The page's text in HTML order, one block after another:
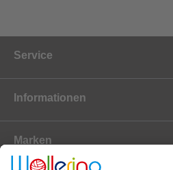
Service
Informationen
Marken